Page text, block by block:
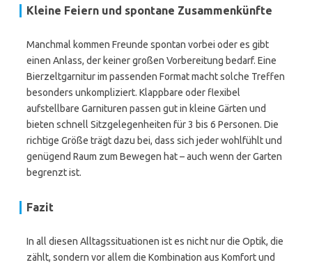
Kleine Feiern und spontane Zusammenkünfte
Manchmal kommen Freunde spontan vorbei oder es gibt
einen Anlass, der keiner großen Vorbereitung bedarf. Eine
Bierzeltgarnitur im passenden Format macht solche Treffen
besonders unkompliziert. Klappbare oder flexibel
aufstellbare Garnituren passen gut in kleine Gärten und
bieten schnell Sitzgelegenheiten für 3 bis 6 Personen. Die
richtige Größe trägt dazu bei, dass sich jeder wohlfühlt und
genügend Raum zum Bewegen hat – auch wenn der Garten
begrenzt ist.
Fazit
In all diesen Alltagssituationen ist es nicht nur die Optik, die
zählt, sondern vor allem die Kombination aus Komfort und